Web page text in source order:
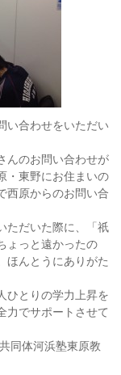
い合わせをいただい
んのお問い合わせが
・東野にお住まいの
西原からのお問い合
ただいた際に、「祇
ょっと遠かったの
ほんとうにありがた
ひとりの学力上昇を
力でサポートさせて
同体河浜塾東原教